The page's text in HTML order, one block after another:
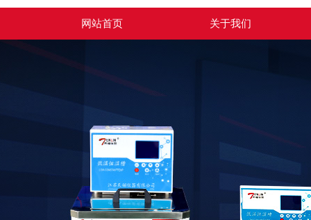
网站首页 关于我们